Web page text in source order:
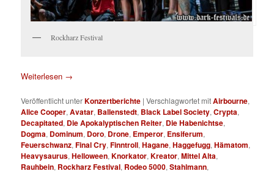
Rockharz Festival
Weiterlesen →
Veröffentlicht unterKonzertberichte |Verschlagwortet mitAirbourne,
Alice Cooper,Avatar, Ballenstedt, Black Label Society,Crypta,
Decapitated, Die Apokalyptischen Reiter, Die Habenichtse,
Dogma, Dominum, Doro, Drone, Emperor, Ensiferum,
Feuerschwanz,Final Cry,Finntroll,Hagane,Haggefugg,Hämatom,
Heavysaurus,Helloween,Knorkator,Kreator,Mittel Alta,
Rauhbein, Rockharz Festival, Rodeo 5000,Stahlmann,